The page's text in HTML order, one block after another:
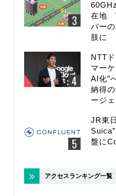
在地
バー
肢に
NTT
マー
AI化”
納得
ージェ
JR東
盤に
アクセスランキング一覧